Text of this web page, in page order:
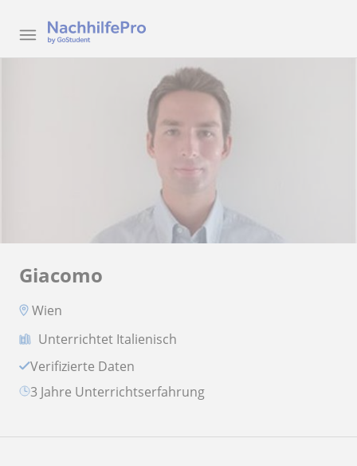
Giacomo
Wien
Unterrichtet Italienisch
Verifizierte Daten
3 Jahre Unterrichtserfahrung